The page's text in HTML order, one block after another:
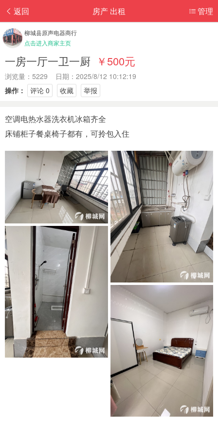
返回 管理
房产 出租
柳城县原声电器商行
点击进入商家主页
一房一厅一卫一厨 ￥500元
浏览量：5229 日期：2025/8/12 10:12:19
操作：
评论 0 收藏 举报
空调电热水器洗衣机冰箱齐全
床铺柜子餐桌椅子都有，可拎包入住